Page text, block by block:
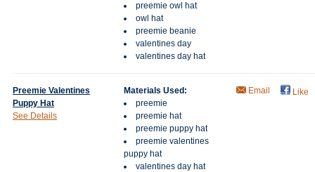
preemie owl hat
owl hat
preemie beanie
valentines day
valentines day hat
Preemie Valentines
Puppy Hat
See Details
Materials Used:
preemie
preemie hat
preemie puppy hat
preemie valentines
puppy hat
valentines day hat
Email Like